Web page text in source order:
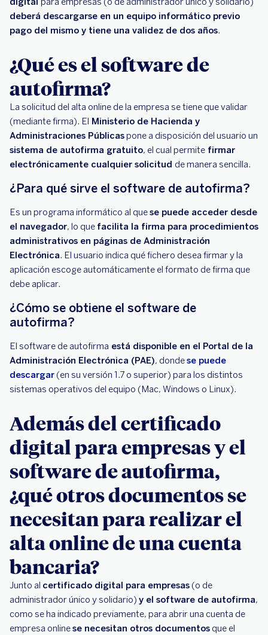
deberá descargarse en un equipo informático previo
pago del mismo y tiene una validez de dos años.
¿Qué es el software de
autofirma?
La solicitud del alta online de la empresa se tiene que validar
(mediante firma). El Ministerio de Hacienda y
Administraciones Públicaspone a disposición del usuario un
sistema de autofirma gratuito, el cual permite firmar
electrónicamente cualquier solicitud de manera sencilla.
¿Para qué sirve el software de autofirma?
Es un programa informático al quese puede acceder desde
el navegador, lo que facilita la firma para procedimientos
administrativos en páginas de Administración
Electrónica. El usuario indica qué fichero desea firmar y la
aplicación escoge automáticamente el formato de firma que
debe aplicar.
¿Cómo se obtiene el software de
autofirma?
El software de autofirma está disponible en el Portal de la
Administración Electrónica (PAE), dondese puede
descargar (en su versión 1.7 o superior) para los distintos
sistemas operativos del equipo (Mac, Windows o Linux).
Además del certificado
digital para empresas y el
software de autofirma,
¿qué otros documentos se
necesitan para realizar el
alta online de una cuenta
bancaria?
Junto al certificado digital para empresas (o de
administrador único y solidario) y el software de autofirma,
como se ha indicado previamente, para abrir una cuenta de
empresa onlinese necesitan otros documentos que el